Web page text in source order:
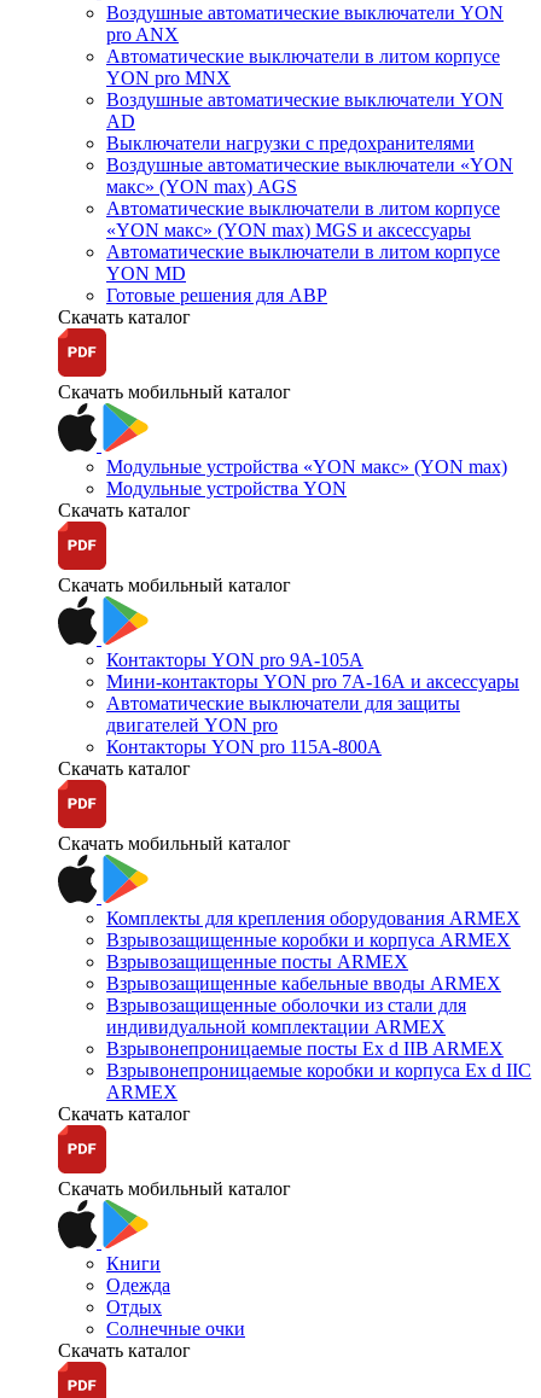
Воздушные автоматические выключатели YON
pro ANX
Автоматические выключатели в литом корпусе
YON pro MNX
Воздушные автоматические выключатели YON
AD
Выключатели нагрузки с предохранителями
Воздушные автоматические выключатели «YON
макс» (YON max) AGS
Автоматические выключатели в литом корпусе
«YON макс» (YON max) MGS и аксессуары
Автоматические выключатели в литом корпусе
YON MD
Готовые решения для АВР
Скачать каталог
Скачать мобильный каталог
Модульные устройства «YON макс» (YON max)
Модульные устройства YON
Скачать каталог
Скачать мобильный каталог
Контакторы YON pro 9А-105А
Мини-контакторы YON pro 7А-16А и аксессуары
Автоматические выключатели для защиты
двигателей YON pro
Контакторы YON pro 115А-800А
Скачать каталог
Скачать мобильный каталог
Комплекты для крепления оборудования ARMEX
Взрывозащищенные коробки и корпуса ARMEX
Взрывозащищенные посты ARMEX
Взрывозащищенные кабельные вводы ARMEX
Взрывозащищенные оболочки из стали для
индивидуальной комплектации ARMEX
Взрывонепроницаемые посты Ex d IIB ARMEX
Взрывонепроницаемые коробки и корпуса Ex d IIС
ARMEX
Скачать каталог
Скачать мобильный каталог
Книги
Одежда
Отдых
Солнечные очки
Скачать каталог